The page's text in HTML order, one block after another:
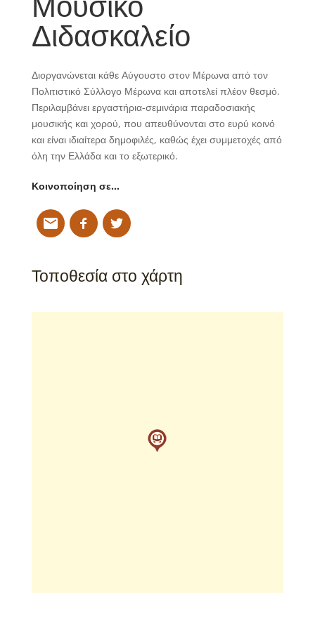
Διδασκαλείο
Διοργανώνεται κάθε Αύγουστο στον Μέρωνα από τον
Πολιτιστικό Σύλλογο Μέρωνα και αποτελεί πλέον θεσμό.
Περιλαμβάνει εργαστήρια-σεμινάρια παραδοσιακής
μουσικής και χορού, που απευθύνονται στο ευρύ κοινό
και είναι ιδιαίτερα δημοφιλές, καθώς έχει συμμετοχές από
όλη την Ελλάδα και το εξωτερικό.
Κοινοποίηση σε…
Τοποθεσία στο χάρτη